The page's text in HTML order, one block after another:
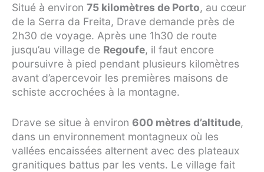
Situé à environ 75 kilomètres de Porto, au cœur
de la Serra da Freita, Drave demande près de
2h30 de voyage. Après une 1h30 de route
jusqu’au village de Regoufe, il faut encore
poursuivre à pied pendant plusieurs kilomètres
avant d’apercevoir les premières maisons de
schiste accrochées à la montagne.
Drave se situe à environ 600 mètres d’altitude,
dans un environnement montagneux où les
vallées encaissées alternent avec des plateaux
granitiques battus par les vents. Le village fait